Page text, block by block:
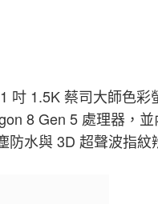
吋 1.5K 蔡司大師色彩
8 Gen 5 處理器，
水與 3D 超聲波指紋